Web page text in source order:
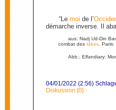
“Lemoi de l’
démarche inverse. Il
aus: Nadj Ud-Din
combat des idées. Paris:
Abb.: Elfandiary:
04/01/2022 (2:56)
Diskussion [0]